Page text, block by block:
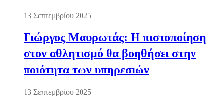
13 Σεπτεμβρίου 2025
Γιώργος Μαυρωτάς: Η πιστοποίηση
στον αθλητισμό θα βοηθήσει στην
ποιότητα των υπηρεσιών
13 Σεπτεμβρίου 2025